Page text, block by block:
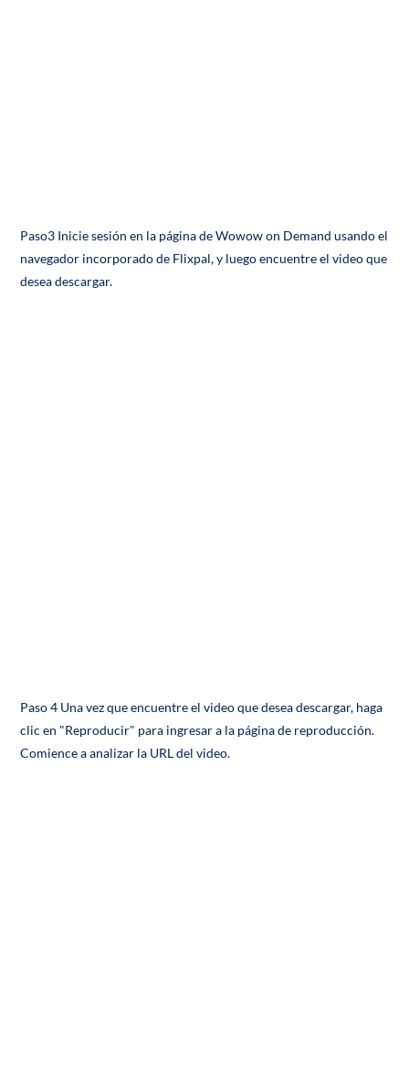
Paso3 Inicie sesión en la página de Wowow on Demand usando el
navegador incorporado de Flixpal, y luego encuentre el video que
desea descargar.
Paso 4 Una vez que encuentre el video que desea descargar, haga
clic en "Reproducir" para ingresar a la página de reproducción.
Comience a analizar la URL del video.